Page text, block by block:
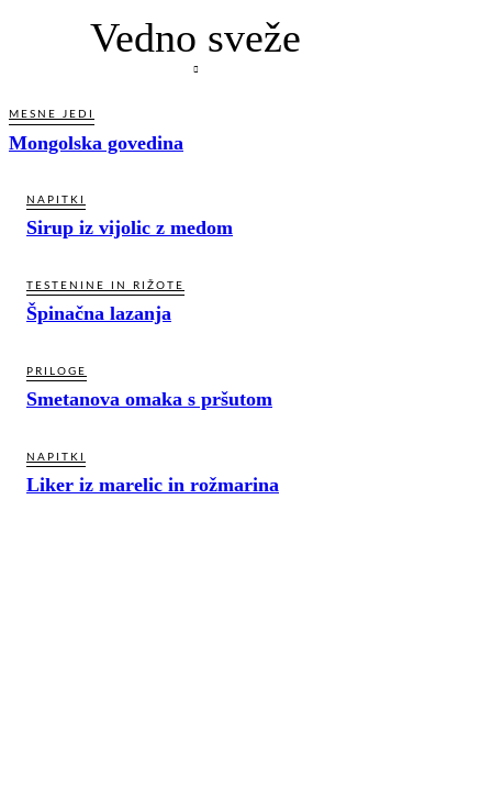
Vedno sveže
MESNE JEDI
Mongolska govedina
NAPITKI
Sirup iz vijolic z medom
TESTENINE IN RIŽOTE
Špinačna lazanja
PRILOGE
Smetanova omaka s pršutom
NAPITKI
Liker iz marelic in rožmarina